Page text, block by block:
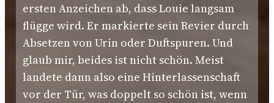
ersten Anzeichen ab, dass Louie langsam
flügge wird. Er markierte sein Revier durch
Absetzen von Urin oder Duftspuren. Und
glaub mir, beides ist nicht schön. Meist
landete dann also eine Hinterlassenschaft
vor der Tür, was doppelt so schön ist, wenn